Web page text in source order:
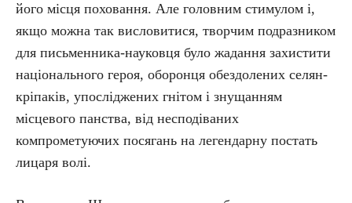
його місця поховання. Але головним стимулом і,
якщо можна так висловитися, творчим подразником
для письменника-науковця було жадання захистити
національного героя, оборонця обездолених селян-
кріпаків, упосліджених гнітом і знущанням
місцевого панства, від несподіваних
компрометуючих посягань на легендарну постать
лицаря волі.